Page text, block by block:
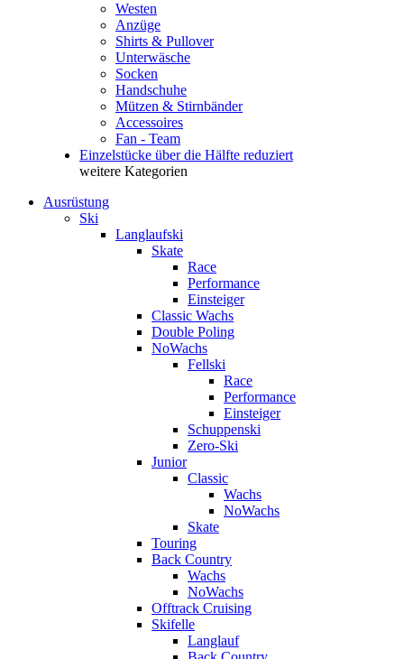
Westen
Anzüge
Shirts & Pullover
Unterwäsche
Socken
Handschuhe
Mützen & Stirnbänder
Accessoires
Fan - Team
Einzelstücke über die Hälfte reduziert
weitere Kategorien
Ausrüstung
Ski
Langlaufski
Skate
Race
Performance
Einsteiger
Classic Wachs
Double Poling
NoWachs
Fellski
Race
Performance
Einsteiger
Schuppenski
Zero-Ski
Junior
Classic
Wachs
NoWachs
Skate
Touring
Back Country
Wachs
NoWachs
Offtrack Cruising
Skifelle
Langlauf